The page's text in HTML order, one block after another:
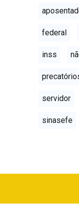
federal
inss
servidor
sinasefe